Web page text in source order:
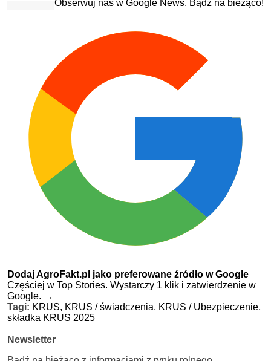
Obserwuj nas w Google News. Bądź na bieżąco!
Dodaj AgroFakt.pl jako preferowane źródło w Google
Częściej w Top Stories. Wystarczy 1 klik i zatwierdzenie w
Google. →
Tagi: KRUS, KRUS / świadczenia, KRUS / Ubezpieczenie,
składka KRUS 2025
Newsletter